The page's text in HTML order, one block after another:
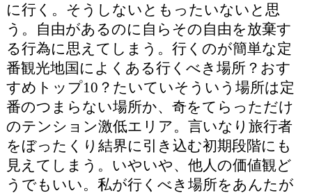
に行く。そうしないともったいないと思
う。自由があるのに自らその自由を放棄す
る行為に思えてしまう。行くのが簡単な定
番観光地国によくある行くべき場所？おす
すめトップ10？たいていそういう場所は定
番のつまらない場所か、奇をてらっただけ
のテンション激低エリア。言いなり旅行者
をぼったくり結界に引き込む初期段階にも
見えてしまう。いやいや、他人の価値観ど
うでもいい。私が行くべき場所をあんたが